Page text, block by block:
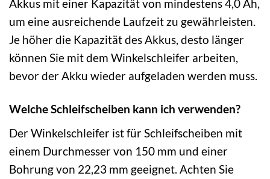
Akkus mit einer Kapazität von mindestens 4,0 Ah,
um eine ausreichende Laufzeit zu gewährleisten.
Je höher die Kapazität des Akkus, desto länger
können Sie mit dem Winkelschleifer arbeiten,
bevor der Akku wieder aufgeladen werden muss.
Welche Schleifscheiben kann ich verwenden?
Der Winkelschleifer ist für Schleifscheiben mit
einem Durchmesser von 150 mm und einer
Bohrung von 22,23 mm geeignet. Achten Sie